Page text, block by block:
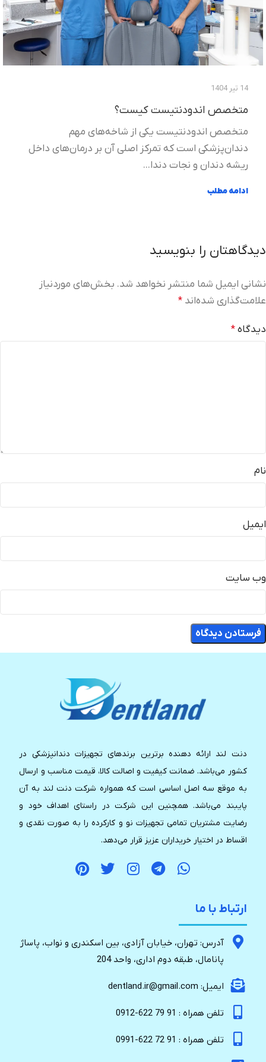
14 تیر 1404
متخصص اندودنتیست کیست؟
متخصص اندودنتیست یکی از شاخه‌های مهم
دندان‌پزشکی است که تمرکز اصلی آن بر درمان‌های داخل
ریشه دندان و نجات دندا...
ادامه مطلب
دیدگاهتان را بنویسید
نشانی ایمیل شما منتشر نخواهد شد. بخش‌های موردنیاز
علامت‌گذاری شده‌اند *
دیدگاه *
نام
ایمیل
وب‌ سایت
دنت لند ارائه دهنده برترین برندهای تجهیزات دندانپزشکی در
کشور می‌باشد. ضمانت کیفیت و اصالت کالا، قیمت مناسب و ارسال
به موقع سه اصل اساسی است که همواره شرکت دنت لند به آن
پایبند می‌باشد. همچنین این شرکت در راستای اهداف خود و
رضایت مشتریان تمامی تجهیزات نو و کارکرده را به صورت نقدی و
اقساط در اختیار خریداران عزیز قرار می‌دهد.
ارتباط با ما
آدرس: تهران، خیابان آزادی، بین اسکندری و نواب، پاساژ
پانامال، طبقه دوم اداری، واحد 204
ایمیل: dentland.ir@gmail.com
تلفن همراه : 91 79 622-0912
تلفن همراه : 91 72 622-0991